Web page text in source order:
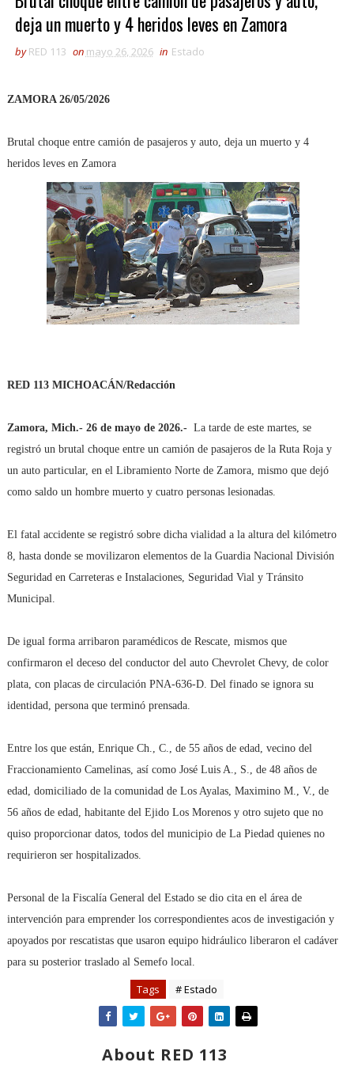
deja un muerto y 4 heridos leves en Zamora
by RED 113 on mayo 26, 2026 in Estado
ZAMORA 26/05/2026
Brutal choque entre camión de pasajeros y auto, deja un muerto y 4
heridos leves en Zamora
RED 113 MICHOACÁN/Redacción
Zamora, Mich.- 26 de mayo de 2026.- La tarde de este martes, se
registró un brutal choque entre un camión de pasajeros de la Ruta Roja y
un auto particular, en el Libramiento Norte de Zamora, mismo que dejó
como saldo un hombre muerto y cuatro personas lesionadas.
El fatal accidente se registró sobre dicha vialidad a la altura del kilómetro
8, hasta donde se movilizaron elementos de la Guardia Nacional División
Seguridad en Carreteras e Instalaciones, Seguridad Vial y Tránsito
Municipal.
De igual forma arribaron paramédicos de Rescate, mismos que
confirmaron el deceso del conductor del auto Chevrolet Chevy, de color
plata, con placas de circulación PNA-636-D. Del finado se ignora su
identidad, persona que terminó prensada.
Entre los que están, Enrique Ch., C., de 55 años de edad, vecino del
Fraccionamiento Camelinas, así como José Luis A., S., de 48 años de
edad, domiciliado de la comunidad de Los Ayalas, Maximino M., V., de
56 años de edad, habitante del Ejido Los Morenos y otro sujeto que no
quiso proporcionar datos, todos del municipio de La Piedad quienes no
requirieron ser hospitalizados.
Personal de la Fiscalía General del Estado se dio cita en el área de
intervención para emprender los correspondientes acos de investigación y
apoyados por rescatistas que usaron equipo hidráulico liberaron el cadáver
para su posterior traslado al Semefo local.
Tags # Estado
About RED 113